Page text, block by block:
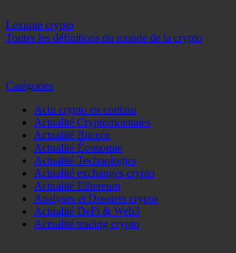
Lexique crypto
Toutes les définitions du monde de la crypto
Catégories
Actu crypto en continu
Actualité Cryptomonnaies
Actualité Bitcoin
Actualité Économie
Actualité Technologies
Actualité exchanges crypto
Actualité Ethereum
Analyses et Dossiers crypto
Actualité DeFi & Web3
Actualité trading crypto